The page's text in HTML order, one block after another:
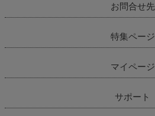
お問合せ先
特集ページ
マイページ
サポート